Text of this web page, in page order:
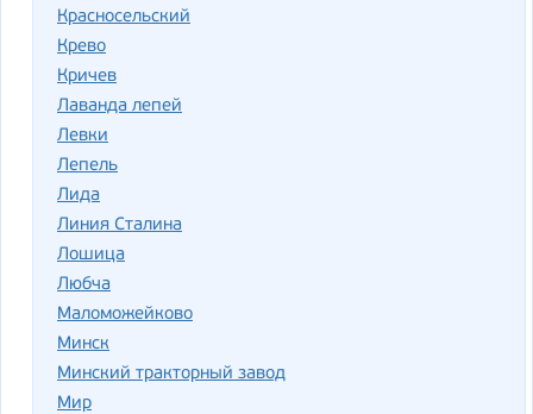
Красносельский
Крево
Кричев
Лаванда лепей
Левки
Лепель
Лида
Линия Сталина
Лошица
Любча
Маломожейково
Минск
Минский тракторный завод
Мир